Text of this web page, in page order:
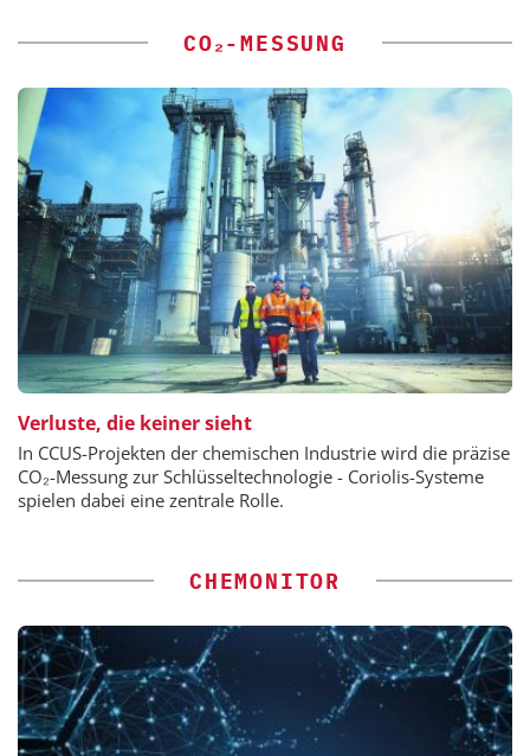
CO₂-MESSUNG
Verluste, die keiner sieht
In CCUS-Projekten der chemischen Industrie wird die präzise
CO₂-Messung zur Schlüsseltechnologie - Coriolis-Systeme
spielen dabei eine zentrale Rolle.
CHEMONITOR